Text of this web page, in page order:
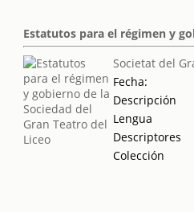
Estatutos para el régimen y
Societat del
Fecha:
Descripción
Lengua
Descriptores
Colección